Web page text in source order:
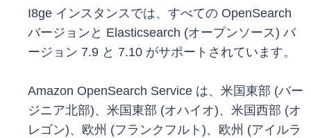
I8ge インスタンスでは、すべての OpenSearch
バージョンと Elasticsearch (オープンソース) バ
ージョン 7.9 と 7.10 がサポートされています。
Amazon OpenSearch Service は、米国東部 (バー
ジニア北部)、米国東部 (オハイオ)、米国西部 (オ
レゴン)、欧州 (フランクフルト)、欧州 (アイルラ